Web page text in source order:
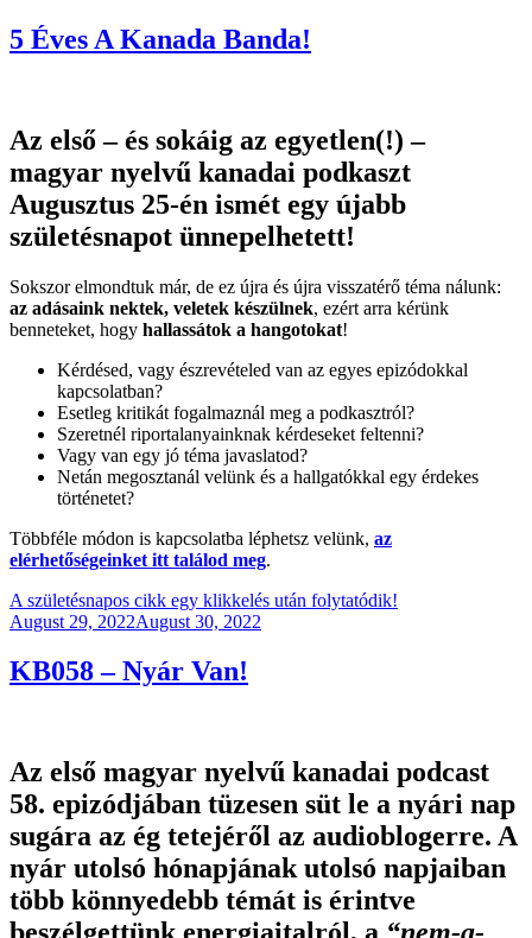
5 Éves A Kanada Banda!
Az első – és sokáig az egyetlen(!) –
magyar nyelvű kanadai podkaszt
Augusztus 25-én ismét egy újabb
születésnapot ünnepelhetett!
Sokszor elmondtuk már, de ez újra és újra visszatérő téma nálunk:
az adásaink nektek, veletek készülnek, ezért arra kérünk
benneteket, hogy hallassátok a hangotokat!
Kérdésed, vagy észrevételed van az egyes epizódokkal
kapcsolatban?
Esetleg kritikát fogalmaznál meg a podkasztról?
Szeretnél riportalanyainknak kérdeseket feltenni?
Vagy van egy jó téma javaslatod?
Netán megosztanál velünk és a hallgatókkal egy érdekes
történetet?
Többféle módon is kapcsolatba léphetsz velünk, az
elérhetőségeinket itt találod meg.
A születésnapos cikk egy klikkelés után folytatódik!
Posted
August 29, 2022August 30, 2022
KB058 – Nyár Van!
Az első magyar nyelvű kanadai podcast
58. epizódjában tüzesen süt le a nyári nap
sugára az ég tetejéről az audioblogerre. A
nyár utolsó hónapjának utolsó napjaiban
több könnyedebb témát is érintve